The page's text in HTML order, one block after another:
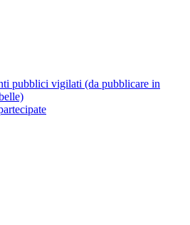
pubblici vigilati (da pubblicare in